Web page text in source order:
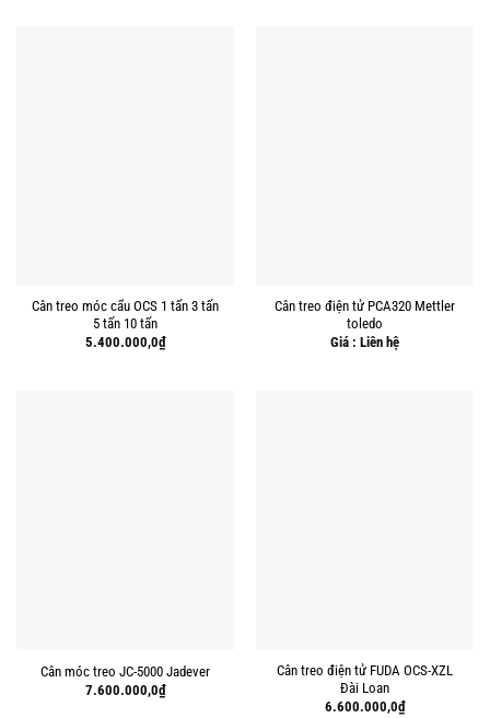
Cân treo móc cẩu OCS 1 tấn 3 tấn
5 tấn 10 tấn
5.400.000,0₫
Cân treo điện tử PCA320 Mettler
toledo
Giá : Liên hệ
Cân móc treo JC-5000 Jadever
7.600.000,0₫
Cân treo điện tử FUDA OCS-XZL
Đài Loan
6.600.000,0₫